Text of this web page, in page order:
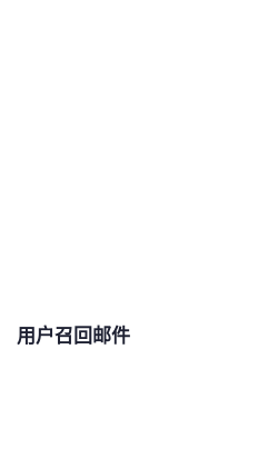
用户召回邮件